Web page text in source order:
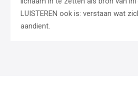
LUISTEREN ook is: verstaan wat
aandient.